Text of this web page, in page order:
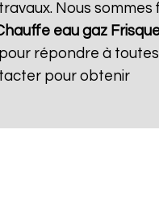
Nous sommes
eau gaz
répondre à
pour obtenir